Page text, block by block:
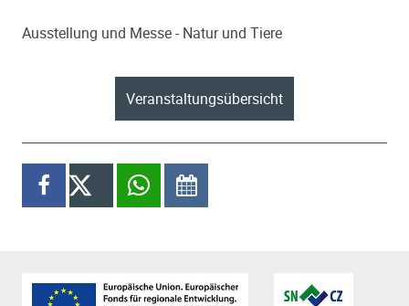
Ausstellung und Messe - Natur und Tiere
Veranstaltungsübersicht
auf Facebook teilen
X per WhatsApp teilen
im Kalender speichern
Partner